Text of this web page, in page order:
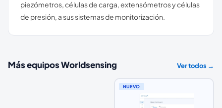
piezómetros, células de carga, extensómetros y células
de presión, a sus sistemas de monitorización.
Más equiposWorldsensing Ver todos →
NUEVO